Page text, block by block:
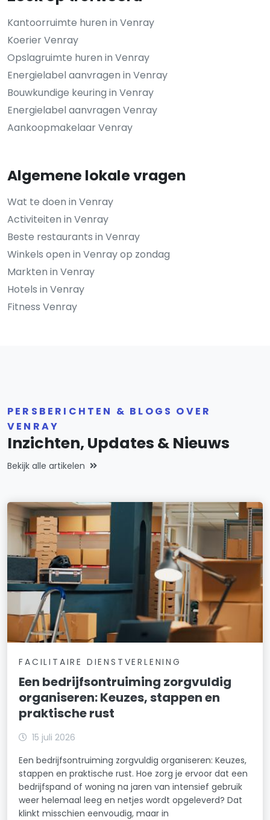
Kantoorruimte huren in Venray
Koerier Venray
Opslagruimte huren in Venray
Energielabel aanvragen in Venray
Bouwkundige keuring in Venray
Energielabel aanvragen Venray
Aankoopmakelaar Venray
Algemene lokale vragen
Wat te doen in Venray
Activiteiten in Venray
Beste restaurants in Venray
Winkels open in Venray op zondag
Markten in Venray
Hotels in Venray
Fitness Venray
PERSBERICHTEN & BLOGS OVER
VENRAY
Inzichten, Updates & Nieuws
Bekijk alle artikelen
FACILITAIRE DIENSTVERLENING
Een bedrijfsontruiming zorgvuldig
organiseren: Keuzes, stappen en
praktische rust
15 juli 2026
Een bedrijfsontruiming zorgvuldig organiseren: Keuzes,
stappen en praktische rust. Hoe zorg je ervoor dat een
bedrijfspand of woning na jaren van intensief gebruik
weer helemaal leeg en netjes wordt opgeleverd? Dat
klinkt misschien eenvoudig, maar in